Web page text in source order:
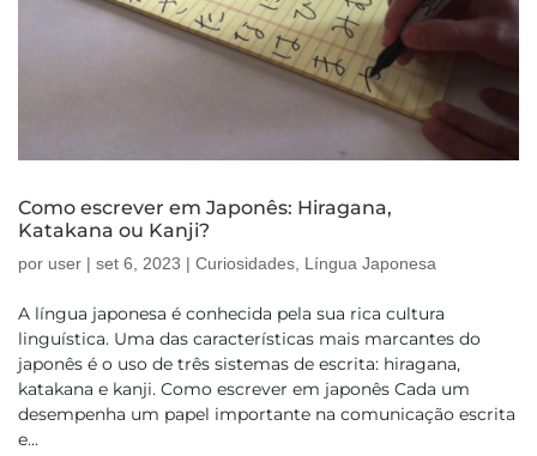
Como escrever em Japonês: Hiragana,
Katakana ou Kanji?
por user | set 6, 2023 | Curiosidades Língua Japonesa
A língua japonesa é conhecida pela sua rica cultura
linguística. Uma das características mais marcantes do
japonês é o uso de três sistemas de escrita: hiragana,
katakana e kanji. Como escrever em japonês Cada um
desempenha um papel importante na comunicação escrita
e...